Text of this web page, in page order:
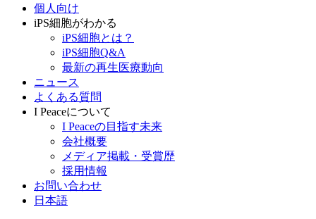
個人向け
iPS細胞がわかる
iPS細胞とは？
iPS細胞Q&A
最新の再生医療動向
ニュース
よくある質問
I Peaceについて
I Peaceの目指す未来
会社概要
メディア掲載・受賞歴
採用情報
お問い合わせ
日本語